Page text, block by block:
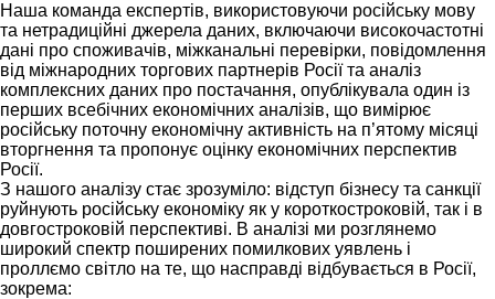
Наша команда експертів, використовуючи російську мову
та нетрадиційні джерела даних, включаючи високочастотні
дані про споживачів, міжканальні перевірки, повідомлення
від міжнародних торгових партнерів Росії та аналіз
комплексних даних про постачання, опублікувала один із
перших всебічних економічних аналізів, що вимірює
російську поточну економічну активність на п’ятому місяці
вторгнення та пропонує оцінку економічних перспектив
Росії.
З нашого аналізу стає зрозуміло: відступ бізнесу та санкції
руйнують російську економіку як у короткостроковій, так і в
довгостроковій перспективі. В аналізі ми розглянемо
широкий спектр поширених помилкових уявлень і
проллємо світло на те, що насправді відбувається в Росії,
зокрема: